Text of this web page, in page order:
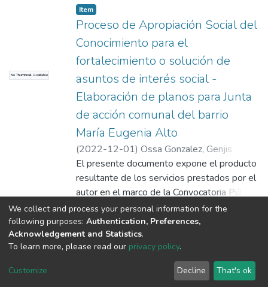
las organizaciones comunales para la
ejecución de obras de impacto social y
comunitario en 25 municipios del
Departamento del Cesar. Esta iniciativa
tiene como propósito contribuir al desarrollo
y fortalecimiento de las organizaciones
comunales mediante la realización de
proyectos que generen un impacto positivo
en sus comunidades, alineados con los
objetivos y lineamientos establecidos en
dicha convocatoria, la cual fue ganada por
dicha institución comunal.
No Thumbnail Available
Item
Proceso de Apropiación Social del
Conocimiento para el
fortalecimiento o solución de
asuntos de interés social -
Elaboración de planos para Junta
de acción comunal del barrio
María Eugenia Alto
(2022-12-01) Ossa Gonzalez, Genjis
Alberto
El presente documento expone el producto
resultante de los servicios prestados por el
autor en el marco de la Convocatoria Pública
N° JAC-1150-01-2022 del Departamento
del Cesar, denominada Fortalecimiento de
las organizaciones comunales para la
ejecución de obras de impacto social y
comunitario en 25 municipios del
Departamento del Cesar. Esta iniciativa
Show more
DSpace software copyright © 2002-2026
Cookie
End User
Agreement
Send
Feedback
We collect and process your personal information for the
following purposes: Authentication, Preferences,
Acknowledgement and Statistics.
To learn more, please read our privacy policy.
Customize Decline That's ok